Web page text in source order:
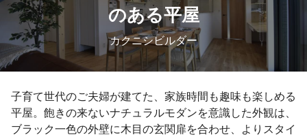
のある平屋
カクニシビルダー
子育て世代のご夫婦が建てた、家族時間も趣味も楽しめる
平屋。飽きの来ないナチュラルモダンを意識した外観は、
ブラック一色の外壁に木目の玄関扉を合わせ、よりスタイ